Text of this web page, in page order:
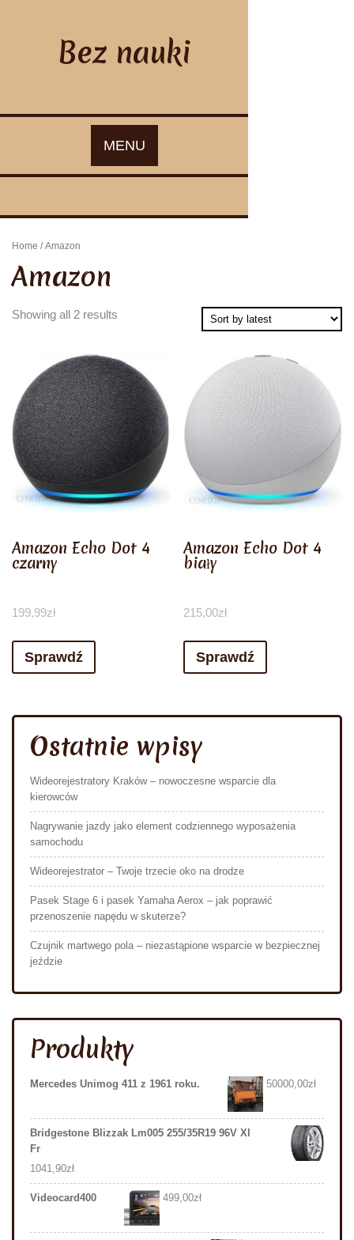
Bez nauki
MENU
Home / Amazon
Amazon
Showing all 2 results
Amazon Echo Dot 4
czarny
199,99zł
Sprawdź
Amazon Echo Dot 4
biały
215,00zł
Sprawdź
Ostatnie wpisy
Wideorejestratory Kraków – nowoczesne wsparcie dla
kierowców
Nagrywanie jazdy jako element codziennego wyposażenia
samochodu
Wideorejestrator – Twoje trzecie oko na drodze
Pasek Stage 6 i pasek Yamaha Aerox – jak poprawić
przenoszenie napędu w skuterze?
Czujnik martwego pola – niezastąpione wsparcie w bezpiecznej
jeździe
Produkty
Mercedes Unimog 411 z 1961 roku. 50000,00zł
Bridgestone Blizzak Lm005 255/35R19 96V Xl
Fr
1041,90zł
Videocard400 499,00zł